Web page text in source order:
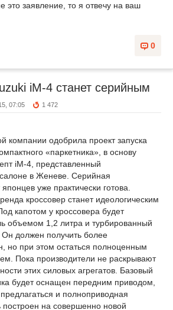
это заявление, то я отвечу на ваш
0
iM-4 станет серийным
07:05 1 472
компании одобрила проект запуска
«паркетника», в основу
iM-4, представленный
в Женеве. Серийная
уже практически готова.
кроссовер станет идеологическим
капотом у кроссовера будет
объемом 1,2 литра и турбированный
должен получить более
но при этом остаться полноценным
Пока производители не раскрывают
этих силовых агрегатов. Базовый
будет оснащен передним приводом,
и полноприводная
на совершенно новой